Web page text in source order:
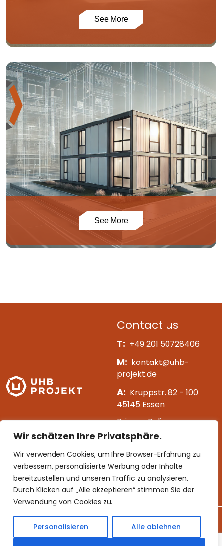
Wir schätzen Ihre Privatsphäre.
Wir verwenden Cookies, um Ihre Browser-Erfahrung zu
verbessern, personalisierte Werbung oder Inhalte
bereitzustellen und unseren Traffic zu analysieren.
Durch Klicken auf „Alle akzeptieren“ stimmen Sie der
Verwendung von Cookies zu.
Personalisieren Alle ablehnen
See More
See More
Contact us
T: +49 201 50728406
M: kontakt@uhb-
projekt.de
A: Kruppstr. 82 - 100
45145 Essen
Privacy Policy
Impressum
[mc4wp_form id=163]
Follow us
©2026 UHB Projekt. All rights reserved.